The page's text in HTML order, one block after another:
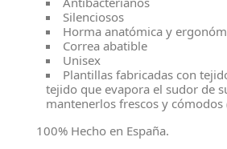
Silenciosos
Horma anatómica y
Correa abatible
Unisex
Plantillas fabricadas con
tejido que evapora el sudor de
mantenerlos frescos y cómodos
100% Hecho en España.